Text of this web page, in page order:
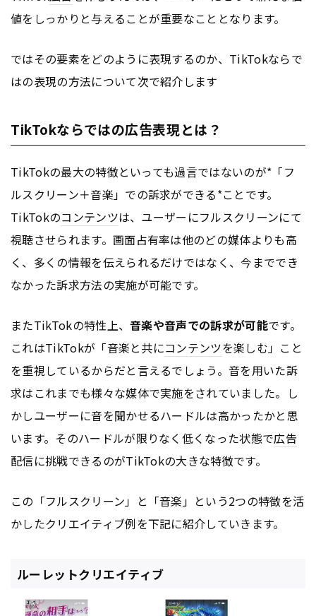
値をしっかりと与えることが重要なこととなります。
ではその要素をどのように表現するのか、TikTokならで
はの表現の方法について次で紹介します
TikTokならではの広告表現とは？
TikTokの最大の特徴といっても過言ではないのが*「フ
ルスクリーン＋音楽」での訴求ができる*ことです。
TikTokのコンテンツは、ユーザーにフルスクリーンにて
視聴させられます。画面占有率は他のどの媒体よりも高
く、多くの情報を伝えられるだけではなく、今まででき
なかった訴求方法の実施が可能です。
またTikTokの特性上、音楽や音声での訴求が可能です。
これはTikTokが「音楽と共にコンテンツを楽しむ」こと
を重視しているからだと言えるでしょう。音を用いた訴
求はこれまでも様々な媒体で実施をされていました。し
かしユーザーに音を聞かせるハードルは高かったかと思
います。そのハードルが限りなく低くなった状態で広告
配信に挑戦できるのがTikTokの大きな特徴です。
この「フルスクリーン」と「音楽」という2つの特徴を活
かしたクリエイティブ例を下記に紹介していきます。
ルーレットクリエイティブ